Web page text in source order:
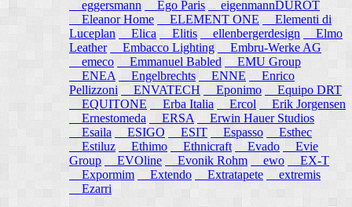
eggersmann
Ego Paris
eigenmannDUROT
Eleanor Home
ELEMENT ONE
Elementi di
Luceplan
Elica Elitis ellenbergerdesign
Elmo
Leather
Embacco Lighting
Embru-Werke AG
emeco
Emmanuel Babled
EMU Group
ENEA
Engelbrechts ENNE
Enrico
Pellizzoni ENVATECH Eponimo
Equipo DRT
EQUITONE
Erba Italia Ercol
Erik Jorgensen
Ernestomeda
ERSA
Erwin Hauer Studios
Esaila
ESIGO ESIT Espasso
Esthec
Estiluz
Ethimo Ethnicraft Evado
Evie
Group
EVOline Evonik Rohm ewo
EX-T
Expormim
Extendo Extratapete
extremis
Ezarri